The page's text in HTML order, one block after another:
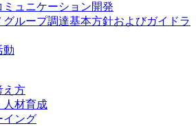
ミュニケーション開発
グループ調達基本方針およびガイドラ
動
え方
人材育成
イング